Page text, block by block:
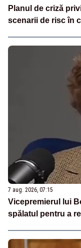
Planul de criză
scenarii de risc în
7 aug. 2026, 07:15
Vicepremierul lui
spălatul pentru a